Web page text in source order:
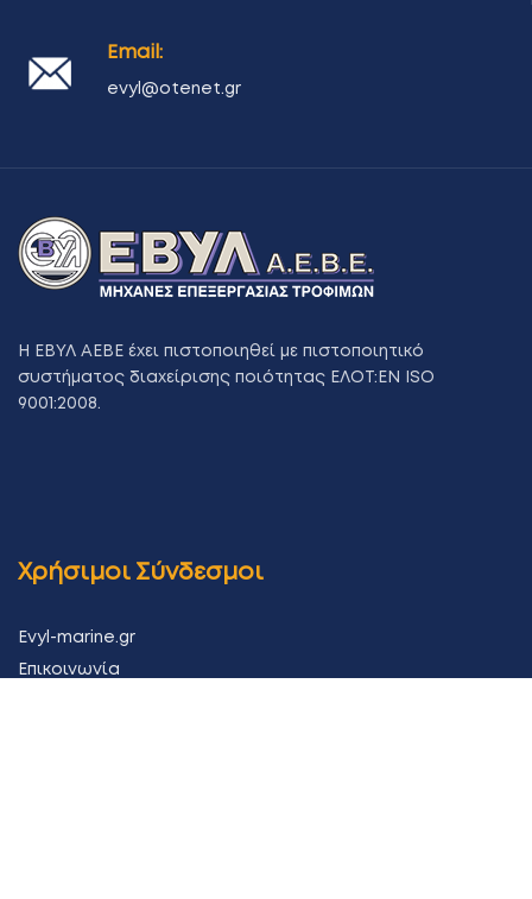
Email:
evyl@otenet.gr
Η ΕΒΥΛ ΑΕΒΕ έχει πιστοποιηθεί με πιστοποιητικό
συστήματος διαχείρισης ποιότητας ΕΛΟΤ:ΕΝ ISO
9001:2008.
Χρήσιμοι Σύνδεσμοι
Evyl-marine.gr
Επικοινωνία